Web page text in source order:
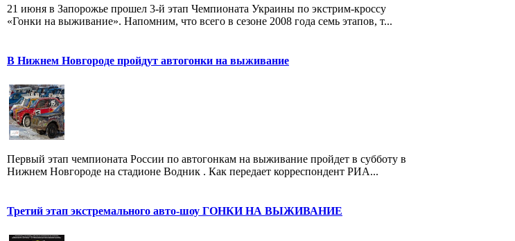
21 июня в Запорожье прошел 3-й этап Чемпионата Украины по экстрим-кроссу
«Гонки на выживание». Напомним, что всего в сезоне 2008 года семь этапов, т...
В Нижнем Новгороде пройдут автогонки на выживание
Первый этап чемпионата России по автогонкам на выживание пройдет в субботу в
Нижнем Новгороде на стадионе Водник . Как передает корреспондент РИА...
Третий этап экстремального авто-шоу ГОНКИ НА ВЫЖИВАНИЕ